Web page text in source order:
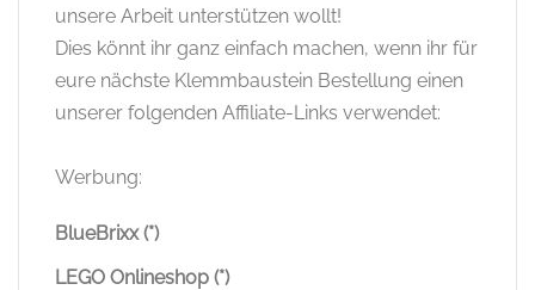
unsere Arbeit unterstützen wollt!
Dies könnt ihr ganz einfach machen, wenn ihr für
eure nächste Klemmbaustein Bestellung einen
unserer folgenden Affiliate-Links verwendet:
Werbung:
BlueBrixx (*)
LEGO Onlineshop (*)